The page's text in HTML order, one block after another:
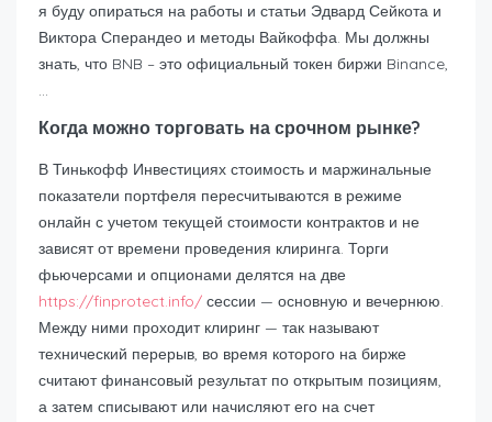
я буду опираться на работы и статьи Эдвард Сейкота и
Виктора Сперандео и методы Вайкоффа. Мы должны
знать, что BNB – это официальный токен биржи Binance,
…
Когда можно торговать на срочном рынке?
В Тинькофф Инвестициях стоимость и маржинальные
показатели портфеля пересчитываются в режиме
онлайн с учетом текущей стоимости контрактов и не
зависят от времени проведения клиринга. Торги
фьючерсами и опционами делятся на две
https://finprotect.info/ сессии — основную и вечернюю.
Между ними проходит клиринг — так называют
технический перерыв, во время которого на бирже
считают финансовый результат по открытым позициям,
а затем списывают или начисляют его на счет